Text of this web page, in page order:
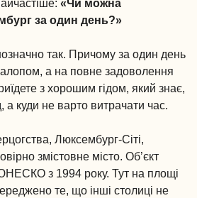
«Чи можна
за один день?»
так. Причому за один день
а на повне задоволення
з хорошим гідом, який знає,
а куди не варто витрачати час.
Люксембург-Сіті,
змістовне місто. Об’єкт
з 1994 року. Тут на площі
те, що інші столиці не